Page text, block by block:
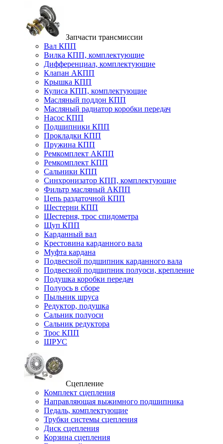
Запчасти трансмиссии
Вал КПП
Вилка КПП, комплектующие
Дифференциал, комплектующие
Клапан АКПП
Крышка КПП
Кулиса КПП, комплектующие
Масляный поддон КПП
Масляный радиатор коробки передач
Насос КПП
Подшипники КПП
Прокладки КПП
Пружина КПП
Ремкомплект АКПП
Ремкомплект КПП
Сальники КПП
Синхронизатор КПП, комплектующие
Фильтр масляный АКПП
Цепь раздаточной КПП
Шестерни КПП
Шестерня, трос спидометра
Щуп КПП
Карданный вал
Крестовина карданного вала
Муфта кардана
Подвесной подшипник карданного вала
Подвесной подшипник полуоси, крепление
Подушка коробки передач
Полуось в сборе
Пыльник шруса
Редуктор, подушка
Сальник полуоси
Сальник редуктора
Трос КПП
ШРУС
Сцепление
Комплект сцепления
Направляющая выжимного подшипника
Педаль, комплектующие
Трубки системы сцепления
Диск сцепления
Корзина сцепления